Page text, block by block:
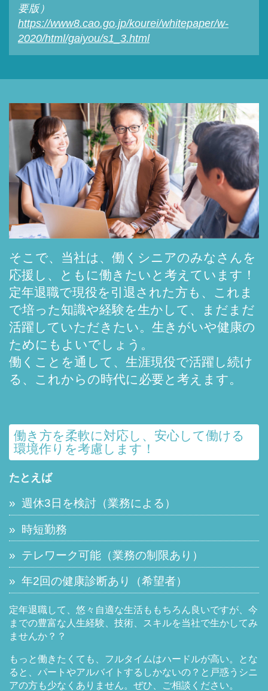
要版）
https://www8.cao.go.jp/kourei/whitepaper/w-
2020/html/gaiyou/s1_3.html
そこで、当社は、働くシニアのみなさんを
応援し、ともに働きたいと考えています！
定年退職で現役を引退された方も、これま
で培った知識や経験を生かして、まだまだ
活躍していただきたい。生きがいや健康の
ためにもよいでしょう。
働くことを通して、生涯現役で活躍し続け
る、これからの時代に必要と考えます。
働き方を柔軟に対応し、安心して働ける
環境作りを考慮します！
たとえば
» 週休3日を検討（業務による）
» 時短勤務
» テレワーク可能（業務の制限あり）
» 年2回の健康診断あり（希望者）
定年退職して、悠々自適な生活ももちろん良いですが、今
までの豊富な人生経験、技術、スキルを当社で生かしてみ
ませんか？？
もっと働きたくても、フルタイムはハードルが高い。とな
ると、パートやアルバイトするしかないの？と戸惑うシニ
アの方も少なくありません。ぜひ、ご相談ください。